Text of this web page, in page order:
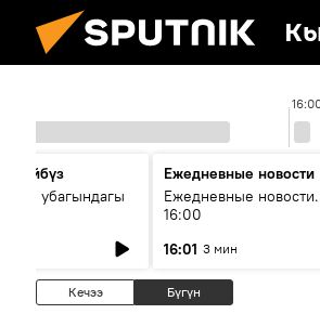
өз убагындагы
Ежедневные новости
Ежедневные
16:00
16:01 3 мин
Кечээ Бүгүн